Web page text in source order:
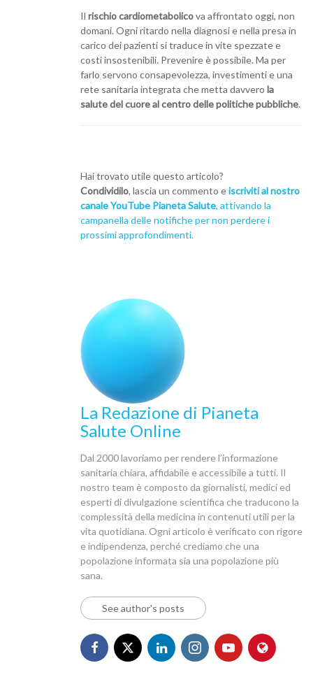
Il rischio cardiometabolicova affrontato oggi, non
domani. Ogni ritardo nella diagnosi e nella presa in
carico dei pazienti si traduce in vite spezzate e
costi insostenibili. Prevenire è possibile. Ma per
farlo servono consapevolezza, investimenti e una
rete sanitaria integrata che metta davvero la
salute del cuore al centro delle politiche pubbliche.
Hai trovato utile questo articolo?
Condividilo, lascia un commento eiscriviti al nostro
canale YouTube Pianeta Salute, attivando la
campanella delle notifiche per non perdere i
prossimi approfondimenti.
La Redazione di Pianeta
Salute Online
Dal 2000 lavoriamo per rendere l’informazione
sanitaria chiara, affidabile e accessibile a tutti. Il
nostro team è composto da giornalisti, medici ed
esperti di divulgazione scientifica che traducono la
complessità della medicina in contenuti utili per la
vita quotidiana. Ogni articolo è verificato con rigore
e indipendenza, perché crediamo che una
popolazione informata sia una popolazione più
sana.
See author's posts